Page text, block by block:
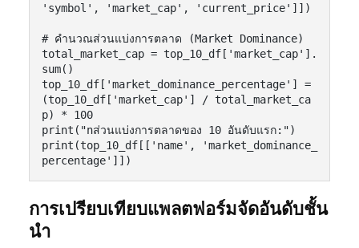
'symbol', 'market_cap', 'current_price']])
# คำนวณส่วนแบ่งการตลาด (Market Dominance)
total_market_cap = top_10_df['market_cap'].
sum()
top_10_df['market_dominance_percentage'] =
(top_10_df['market_cap'] / total_market_ca
p) * 100
print("nส่วนแบ่งการตลาดของ 10 อันดับแรก:")
print(top_10_df[['name', 'market_dominance_
percentage']])
การเปรียบเทียบแพลตฟอร์มจัดอันดับชั้น
นำ